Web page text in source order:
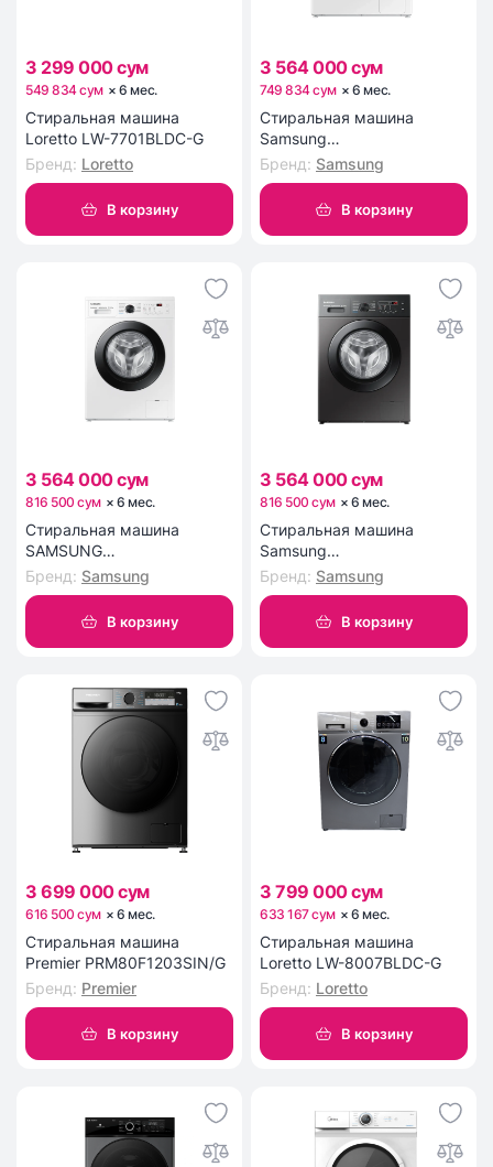
3 299 000 сум
549 834 сум ×6 мес.
Стиральная машина
Loretto LW-7701BLDC-G
Бренд: Loretto
В корзину
3 564 000 сум
749 834 сум ×6 мес.
Стиральная машина
Samsung
WW60AG4S00CELD
Бренд: Samsung
В корзину
3 564 000 сум
816 500 сум ×6 мес.
Стиральная машина
SAMSUNG
WW65AG4S21CELD 6,5 кг
Бренд: Samsung
В корзину
3 564 000 сум
816 500 сум ×6 мес.
Стиральная машина
Samsung
WW65AG4S21CXLD
Бренд: Samsung
В корзину
3 699 000 сум
616 500 сум ×6 мес.
Стиральная машина
Premier PRM80F1203SIN/G
Бренд: Premier
В корзину
3 799 000 сум
633 167 сум ×6 мес.
Стиральная машина
Loretto LW-8007BLDC-G
Бренд: Loretto
В корзину